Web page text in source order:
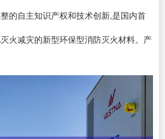
的自主知识产权和技术创新,是国内首
火减灾的新型环保型消防灭火材料。产